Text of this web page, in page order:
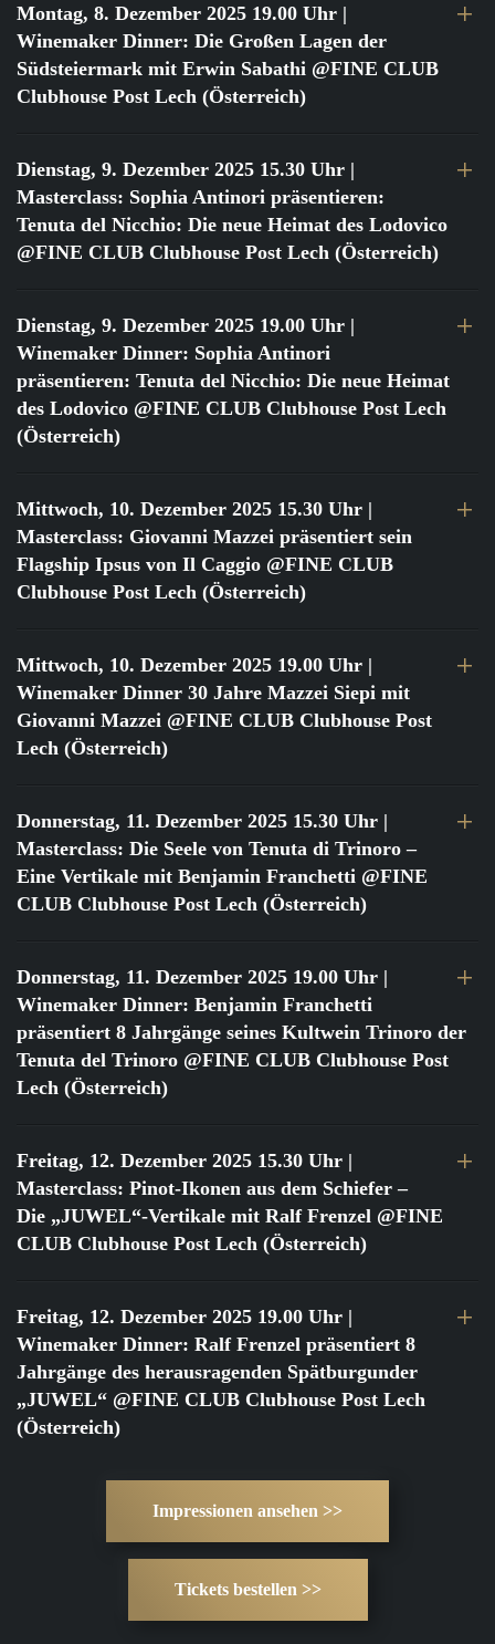
Montag, 8. Dezember 2025 19.00 Uhr |
Winemaker Dinner: Die Großen Lagen der
Südsteiermark mit Erwin Sabathi @FINE CLUB
Clubhouse Post Lech (Österreich)
Dienstag, 9. Dezember 2025 15.30 Uhr |
Masterclass: Sophia Antinori präsentieren:
Tenuta del Nicchio: Die neue Heimat des Lodovico
@FINE CLUB Clubhouse Post Lech (Österreich)
Dienstag, 9. Dezember 2025 19.00 Uhr |
Winemaker Dinner: Sophia Antinori
präsentieren: Tenuta del Nicchio: Die neue Heimat
des Lodovico @FINE CLUB Clubhouse Post Lech
(Österreich)
Mittwoch, 10. Dezember 2025 15.30 Uhr |
Masterclass: Giovanni Mazzei präsentiert sein
Flagship Ipsus von Il Caggio @FINE CLUB
Clubhouse Post Lech (Österreich)
Mittwoch, 10. Dezember 2025 19.00 Uhr |
Winemaker Dinner 30 Jahre Mazzei Siepi mit
Giovanni Mazzei @FINE CLUB Clubhouse Post
Lech (Österreich)
Donnerstag, 11. Dezember 2025 15.30 Uhr |
Masterclass: Die Seele von Tenuta di Trinoro –
Eine Vertikale mit Benjamin Franchetti @FINE
CLUB Clubhouse Post Lech (Österreich)
Donnerstag, 11. Dezember 2025 19.00 Uhr |
Winemaker Dinner: Benjamin Franchetti
präsentiert 8 Jahrgänge seines Kultwein Trinoro der
Tenuta del Trinoro @FINE CLUB Clubhouse Post
Lech (Österreich)
Freitag, 12. Dezember 2025 15.30 Uhr |
Masterclass: Pinot-Ikonen aus dem Schiefer –
Die „JUWEL“-Vertikale mit Ralf Frenzel @FINE
CLUB Clubhouse Post Lech (Österreich)
Freitag, 12. Dezember 2025 19.00 Uhr |
Winemaker Dinner: Ralf Frenzel präsentiert 8
Jahrgänge des herausragenden Spätburgunder
„JUWEL“ @FINE CLUB Clubhouse Post Lech
(Österreich)
Impressionen ansehen >>
Tickets bestellen >>